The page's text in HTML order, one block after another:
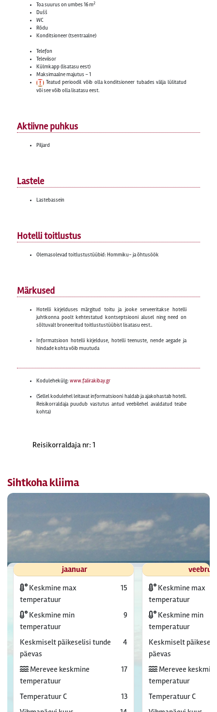
Toa suurus on umbes 16 m2
Dušš
WC
Rõdu
Konditsioneer (tsentraalne)
Telefon
Televiisor
Külmkapp (lisatasu eest)
Maksimaalne majutus – 1
Teatud perioodil võib olla konditsioneer tubades välja lülitatud
või see võib olla lisatasu eest.
Aktiivne puhkus
Piljard
Lastele
Lastebassein
Hotelli toitlustus
Olemasolevad toitlustustüübid: Hommiku- ja õhtusöök
Märkused
Hotelli kirjelduses märgitud toitu ja jooke serveeritakse hotelli
juhtkonna poolt kehtestatud kontseptsiooni alusel ning need on
sõltuvalt broneeritud toitlustustüübist lisatasu eest..
Informatsioon hotelli kirjelduse, hotelli teenuste, nende aegade ja
hindade kohta võib muutuda
Kodulehekülg: www.falirakibay.gr
(Sellel kodulehel leitavat informatsiooni haldab ja ajakohastab hotell.
Reisikorraldaja puudub vastutus antud veebilehel avaldatud teabe
kohta)
Reisikorraldaja nr: 1
Sihtkoha kliima
jaanuar
Keskmine max
temperatuur
15
Keskmine min
temperatuur
9
Keskmiselt päikeselisi tunde
päevas
4
Merevee keskmine
temperatuur
17
Temperatuur C
13
Keskmine max
temperatuur
Keskmine min
temperatuur
Keskmiselt
päevas
Merevee
temperatuur
Temperatuur C